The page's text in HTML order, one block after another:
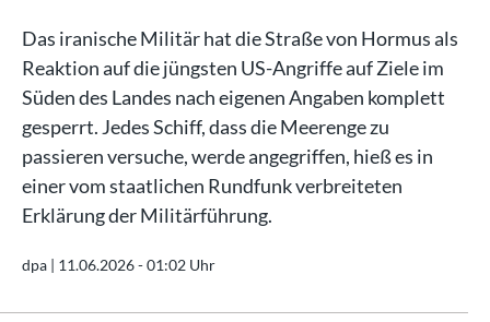
Das iranische Militär hat die Straße von Hormus als
Reaktion auf die jüngsten US-Angriffe auf Ziele im
Süden des Landes nach eigenen Angaben komplett
gesperrt. Jedes Schiff, dass die Meerenge zu
passieren versuche, werde angegriffen, hieß es in
einer vom staatlichen Rundfunk verbreiteten
Erklärung der Militärführung.
dpa | 11.06.2026 - 01:02 Uhr